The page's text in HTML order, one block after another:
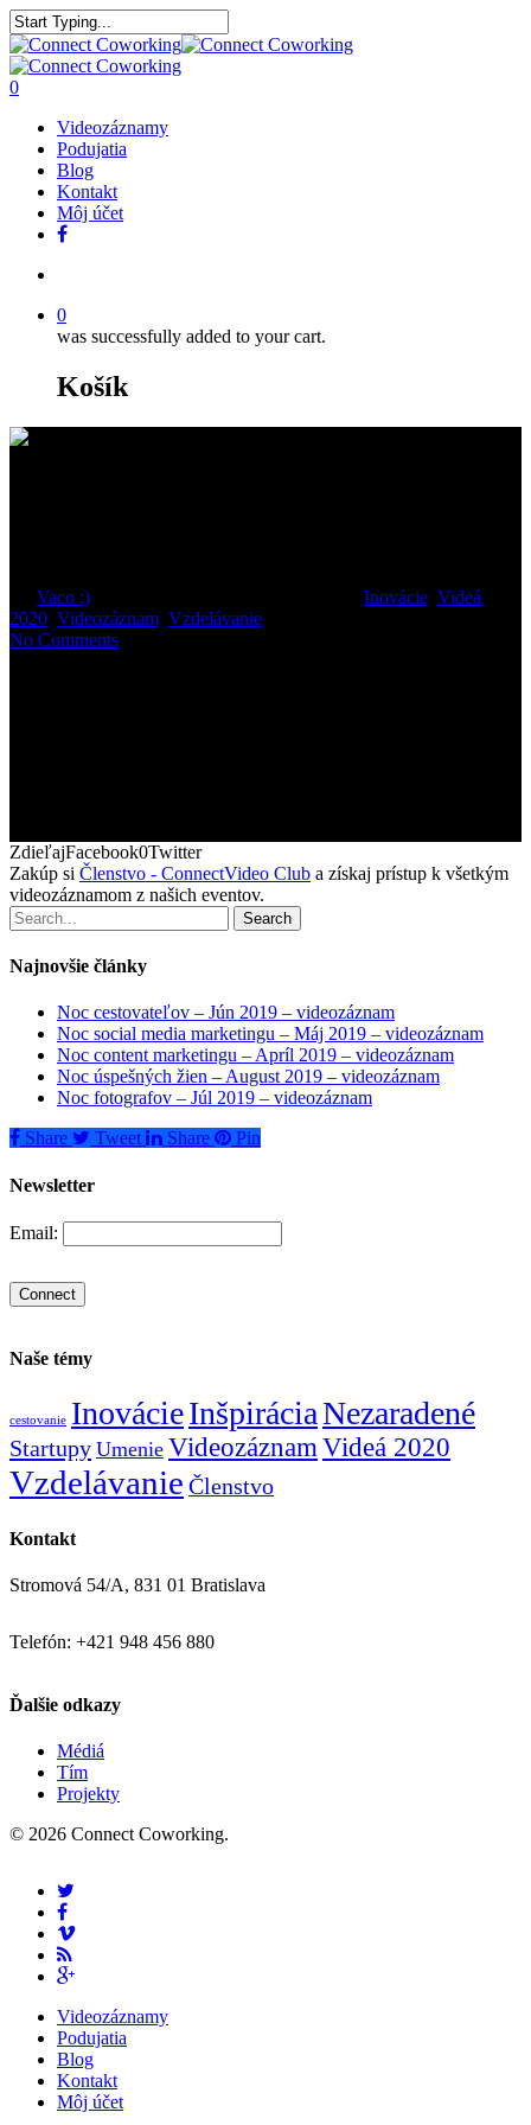
0
Videozáznamy
Podujatia
Blog
Kontakt
Môj účet
0
was successfully added to your cart.
Košík
Vaco :) Inovácie Videá
2020 Videozáznam Vzdelávanie
No Comments
ZdieľajFacebook0Twitter
Zakúp si Členstvo - ConnectVideo Club a získaj prístup k všetkým
videozáznamom z našich eventov.
Search
Najnovšie články
Noc cestovateľov – Jún 2019 – videozáznam
Noc social media marketingu – Máj 2019 – videozáznam
Noc content marketingu – Apríl 2019 – videozáznam
Noc úspešných žien – August 2019 – videozáznam
Noc fotografov – Júl 2019 – videozáznam
Share
Tweet Share Pin
Newsletter
Email:
Naše témy
cestovanie InovácieInšpiráciaNezaradené
Startupy Umenie VideozáznamVideá 2020
Vzdelávanie Členstvo
Kontakt
Stromová 54/A, 831 01 Bratislava
Telefón: +421 948 456 880
Ďalšie odkazy
Médiá
Tím
Projekty
© 2026 Connect Coworking.
Videozáznamy
Podujatia
Blog
Kontakt
Môj účet